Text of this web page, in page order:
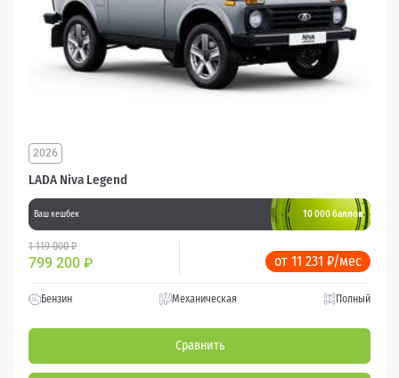
LADA Niva Legend
2026
Ваш кешбек 10 000 баллов
1 119 000 ₽
799 200 ₽ от 11 231 ₽/мес
Бензин Механическая Полный
Сравнить